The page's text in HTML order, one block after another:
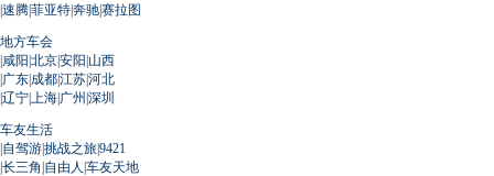
|速腾|菲亚特|奔驰|赛拉图
地方车会
|咸阳|北京|安阳|山西
|广东|成都|江苏|河北
|辽宁| 上海|广州 |深圳
车友生活
|自驾游|挑战之旅|9421
|长三角 |自由人 |车友天地